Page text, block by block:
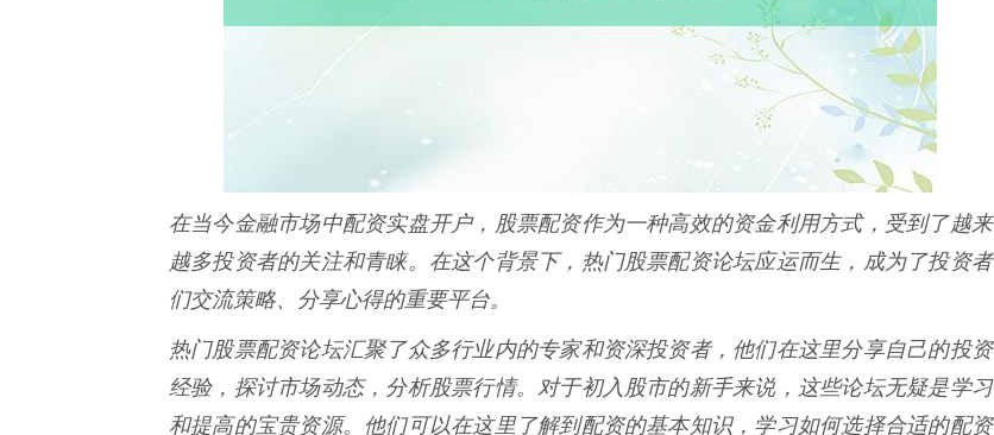
在当今金融市场中配资实盘开户，股票配资作为一种高效的资金利用方式，受到了越来
越多投资者的关注和青睐。在这个背景下，热门股票配资论坛应运而生，成为了投资者
们交流策略、分享心得的重要平台。
热门股票配资论坛汇聚了众多行业内的专家和资深投资者，他们在这里分享自己的投资
经验，探讨市场动态，分析股票行情。对于初入股市的新手来说，这些论坛无疑是学习
和提高的宝贵资源。他们可以在这里了解到配资的基本知识，学习如何选择合适的配资